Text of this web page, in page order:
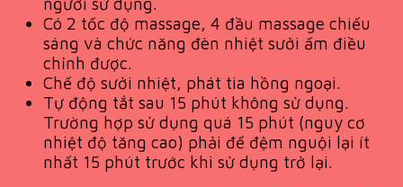
Có 2 tốc độ massage, 4 đầu massage chiếu
sáng và chức năng đèn nhiệt sưởi ấm điều
chỉnh được.
Chế độ sưởi nhiệt, phát tia hồng ngoại.
Tự động tắt sau 15 phút không sử dụng.
Trường hợp sử dụng quá 15 phút (nguy cơ
nhiệt độ tăng cao) phải để đệm nguội lại ít
nhất 15 phút trước khi sử dụng trở lại.